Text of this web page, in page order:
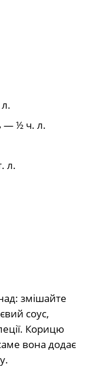
— ½ ч. л.
л.
змішайте
соус,
Корицю
вона додає